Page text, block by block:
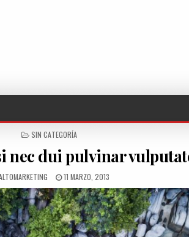
POSTED
SIN CATEGORÍA
nec dui pulvinar
PUBLISHED
DATE:
11 MARZO, 2013